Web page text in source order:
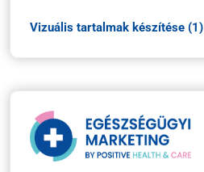
Vizuális tartalmak készítése (1)